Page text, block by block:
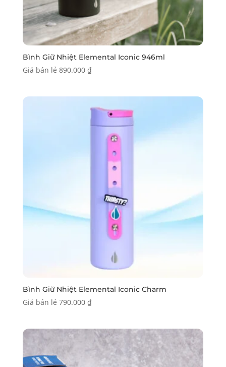
Bình Giữ Nhiệt Elemental Iconic 946ml
Giá bán lẻ 890.000 ₫
Bình Giữ Nhiệt Elemental Iconic Charm
Giá bán lẻ 790.000 ₫